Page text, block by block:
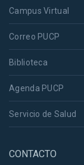
Campus Virtual
Correo PUCP
Biblioteca
Agenda PUCP
Servicio de Salud
CONTACTO